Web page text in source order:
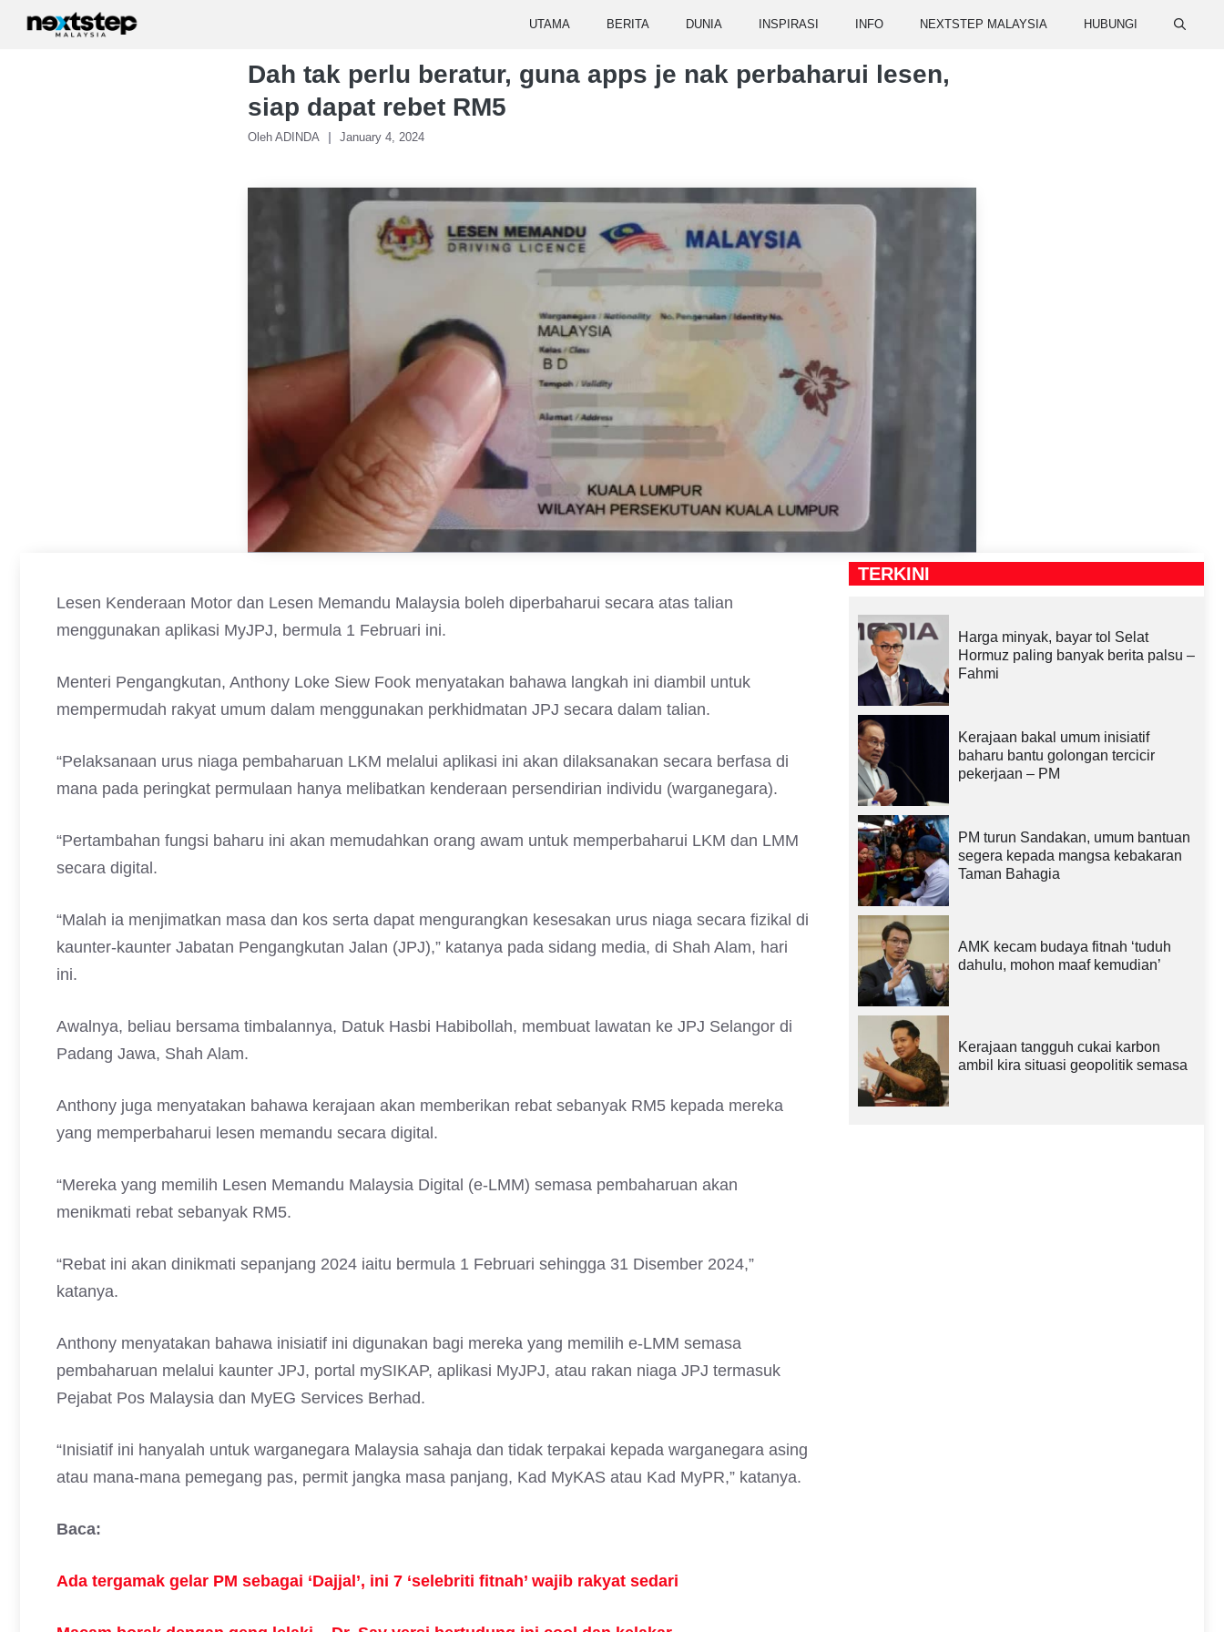
Skip
UTAMA BERITA DUNIA INSPIRASI INFO NEXTSTEP MALAYSIA HUBUNGI
Dah tak perlu beratur, guna apps je nak perbaharui lesen,
siap dapat rebet RM5
Oleh ADINDA January 4, 2024
Lesen Kenderaan Motor dan Lesen Memandu Malaysia boleh diperbaharui secara atas talian
menggunakan aplikasi MyJPJ, bermula 1 Februari ini.
Menteri Pengangkutan, Anthony Loke Siew Fook menyatakan bahawa langkah ini diambil untuk
mempermudah rakyat umum dalam menggunakan perkhidmatan JPJ secara dalam talian.
“Pelaksanaan urus niaga pembaharuan LKM melalui aplikasi ini akan dilaksanakan secara berfasa di
mana pada peringkat permulaan hanya melibatkan kenderaan persendirian individu (warganegara).
“Pertambahan fungsi baharu ini akan memudahkan orang awam untuk memperbaharui LKM dan LMM
secara digital.
“Malah ia menjimatkan masa dan kos serta dapat mengurangkan kesesakan urus niaga secara fizikal di
kaunter-kaunter Jabatan Pengangkutan Jalan (JPJ),” katanya pada sidang media, di Shah Alam, hari
ini.
Awalnya, beliau bersama timbalannya, Datuk Hasbi Habibollah, membuat lawatan ke JPJ Selangor di
Padang Jawa, Shah Alam.
Anthony juga menyatakan bahawa kerajaan akan memberikan rebat sebanyak RM5 kepada mereka
yang memperbaharui lesen memandu secara digital.
“Mereka yang memilih Lesen Memandu Malaysia Digital (e-LMM) semasa pembaharuan akan
menikmati rebat sebanyak RM5.
“Rebat ini akan dinikmati sepanjang 2024 iaitu bermula 1 Februari sehingga 31 Disember 2024,”
katanya.
Anthony menyatakan bahawa inisiatif ini digunakan bagi mereka yang memilih e-LMM semasa
pembaharuan melalui kaunter JPJ, portal mySIKAP, aplikasi MyJPJ, atau rakan niaga JPJ termasuk
Pejabat Pos Malaysia dan MyEG Services Berhad.
“Inisiatif ini hanyalah untuk warganegara Malaysia sahaja dan tidak terpakai kepada warganegara asing
atau mana-mana pemegang pas, permit jangka masa panjang, Kad MyKAS atau Kad MyPR,” katanya.
Baca:
Ada tergamak gelar PM sebagai ‘Dajjal’, ini 7 ‘selebriti fitnah’ wajib rakyat sedari
TERKINI
Harga minyak, bayar tol Selat
Hormuz paling banyak berita palsu –
Fahmi
Kerajaan bakal umum inisiatif
baharu bantu golongan tercicir
pekerjaan – PM
PM turun Sandakan, umum bantuan
segera kepada mangsa kebakaran
Taman Bahagia
AMK kecam budaya fitnah ‘tuduh
dahulu, mohon maaf kemudian’
Kerajaan tangguh cukai karbon
ambil kira situasi geopolitik semasa